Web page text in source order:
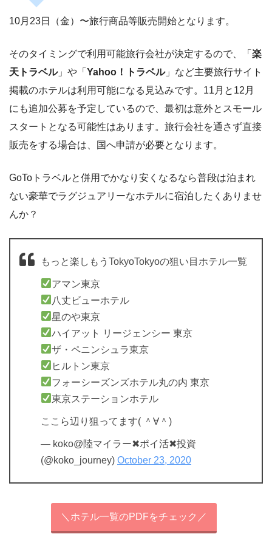
10月23日（金）〜旅行商品等販売開始となります。
そのタイミングで利用可能旅行会社が決定するので、「 楽
天トラベル」や「 Yahoo！トラベル」など主要旅行サイト
掲載のホテルは利用可能になる見込みです。11月と12月
にも追加公募を予定しているので、最初は意外とスモール
スタートとなる可能性はあります。旅行会社を通さず直接
販売をする場合は、国へ申請が必要となります。
GoToトラベルと併用でかなり安くなるなら普段は泊まれ
ない豪華でラグジュアリーなホテルに宿泊したくありませ
んか？
もっと楽しもうTokyoTokyoの狙い目ホテル一覧
アマン東京
八丈ビューホテル
星のや東京
ハイアット リージェンシー 東京
ザ・ペニンシュラ東京
ヒルトン東京
フォーシーズンズホテル丸の内 東京
東京ステーションホテル
ここら辺り狙ってます( ＾∀＾)
— koko@陸マイラー✖︎ポイ活✖︎投資
(@koko_journey) October 23, 2020
＼ホテル一覧のPDFをチェック／